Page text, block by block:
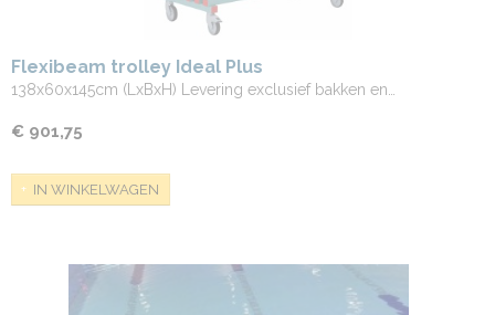
Flexibeam trolley Ideal Plus
138x60x145cm (LxBxH) Levering exclusief bakken en…
€ 901,75
IN WINKELWAGEN